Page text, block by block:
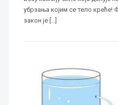
убрзања којим се тело
закон је […]